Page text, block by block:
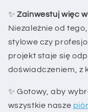
✨Zainwestuj więc
Niezależnie od
stylowe czy
projekt staje się
doświadczeniem, z
✨ Gotowy, aby
wszystkie nasze